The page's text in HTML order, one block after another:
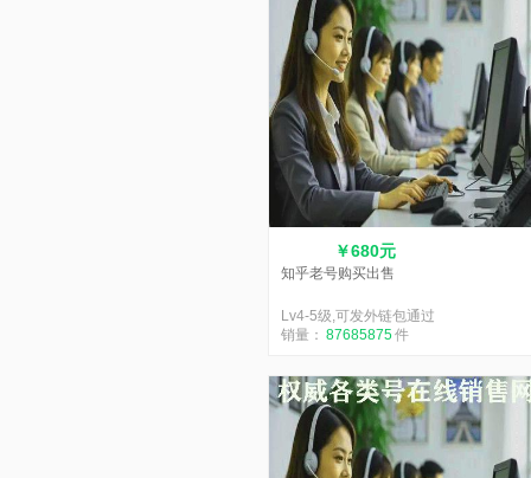
￥680元
知乎老号购买出售
Lv4-5级,可发外链包通过
销量： 87685875件